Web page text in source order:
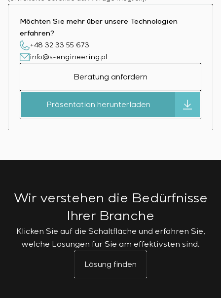
Möchten Sie mehr über unsere Technologien
erfahren?
+48 32 33 55 673
info@s-engineering.pl
Beratung anfordern
Präsentation herunterladen
Wir verstehen die Bedürfnisse
Ihrer Branche
Klicken Sie auf die Schaltfläche und erfahren Sie,
welche Lösungen für Sie am effektivsten sind.
Lösung finden